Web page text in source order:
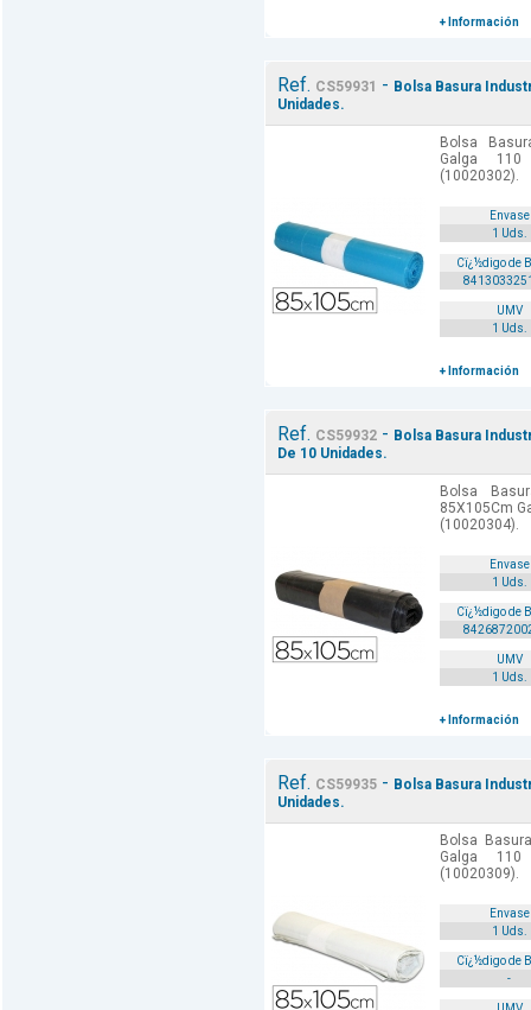
+ Información
Ref. CS59931 - Bolsa Basura
Unidades.
Bolsa
Galga
(10020302).
Envase
1 Uds.
Cï¿½digo de
UMV
1 Uds.
+ Información
Ref. CS59932- Bolsa Basura
De 10 Unidades.
Bolsa
85X105Cm
(10020304).
Envase
1 Uds.
Cï¿½digo de
UMV
1 Uds.
+ Información
Ref. CS59935- Bolsa Basura
Unidades.
Bolsa
Galga
(10020309).
Envase
1 Uds.
Cï¿½digo de
-